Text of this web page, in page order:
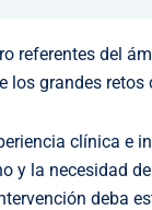
referentes del
los grandes
clínica e
y la necesidad
deba